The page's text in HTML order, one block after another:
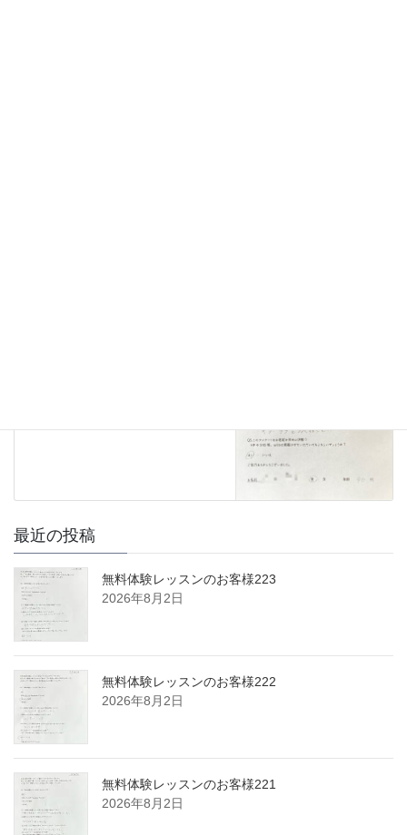
最近の投稿
無料体験レッスンのお客様223
2026年8月2日
無料体験レッスンのお客様222
2026年8月2日
無料体験レッスンのお客様221
2026年8月2日